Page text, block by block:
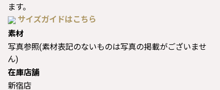
ます。
サイズガイドはこちら
素材
写真参照(素材表記のないものは写真の掲載がございませ
ん)
在庫店舗
新宿店